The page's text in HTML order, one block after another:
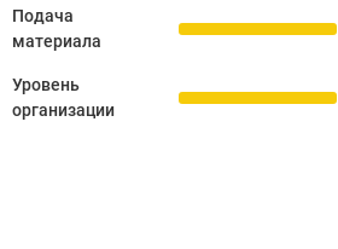
Подача
материала
Уровень
организации